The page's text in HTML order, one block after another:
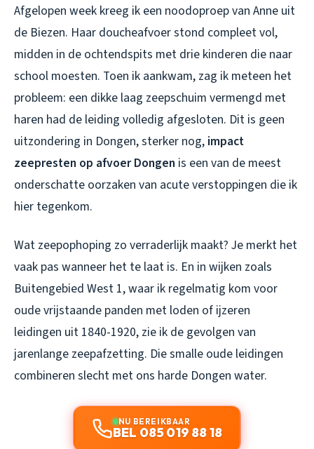
Afgelopen week kreeg ik een noodoproep van Anne uit
de Biezen. Haar doucheafvoer stond compleet vol,
midden in de ochtendspits met drie kinderen die naar
school moesten. Toen ik aankwam, zag ik meteen het
probleem: een dikke laag zeepschuim vermengd met
haren had de leiding volledig afgesloten. Dit is geen
uitzondering in Dongen, sterker nog, impact
zeepresten op afvoer Dongen is een van de meest
onderschatte oorzaken van acute verstoppingen die ik
hier tegenkom.
Wat zeepophoping zo verraderlijk maakt? Je merkt het
vaak pas wanneer het te laat is. En in wijken zoals
Buitengebied West 1, waar ik regelmatig kom voor
oude vrijstaande panden met loden of ijzeren
leidingen uit 1840-1920, zie ik de gevolgen van
jarenlange zeepafzetting. Die smalle oude leidingen
combineren slecht met ons harde Dongen water.
NU BEREIKBAAR
BEL 085 019 88 18